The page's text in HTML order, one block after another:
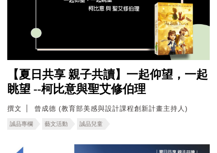
【夏日共享 親子共讀】一起仰望，一起
眺望 --柯比意與聖艾修伯理
撰文 曾成德 (教育部美感與設計課程創新計畫主持人)
誠品專欄 藝文活動 誠品兒童